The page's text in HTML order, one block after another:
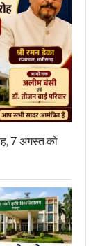
7 अगस्त को